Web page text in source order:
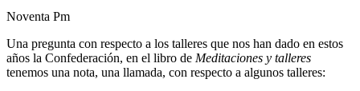
Noventa Pm
Una pregunta con respecto a los talleres que nos han dado en estos
años la Confederación, en el libro de Meditaciones y talleres
tenemos una nota, una llamada, con respecto a algunos talleres: